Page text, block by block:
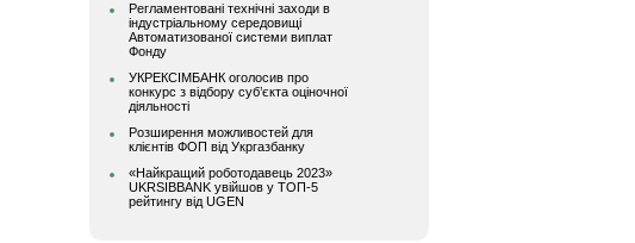
Регламентовані технічні заходи в
індустріальному середовищі
Автоматизованої системи виплат
Фонду
УКРЕКСІМБАНК оголосив про
конкурс з відбору суб’єкта оціночної
діяльності
Розширення можливостей для
клієнтів ФОП від Укргазбанку
«Найкращий роботодавець 2023»
UKRSIBBANK увійшов у ТОП-5
рейтингу від UGEN